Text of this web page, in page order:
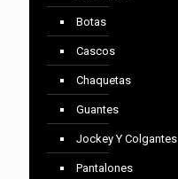
Botas
Cascos
Chaquetas
Guantes
Jockey Y Colgantes
Pantalones